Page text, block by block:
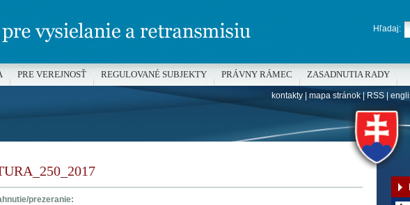
prezeranie:
Hľadaj:
PRE VEREJNOSŤ REGULOVANÉ SUBJEKTY PRÁVNY RÁMEC ZASADNUTIA RADY
kontakty| mapa stránok|RSS|